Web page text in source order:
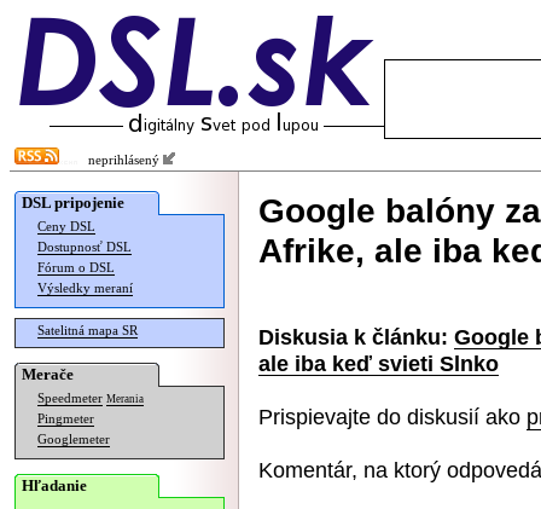
neprihlásený
DSL pripojenie
Ceny DSL
Dostupnosť DSL
Fórum o DSL
Výsledky meraní
Satelitná mapa SR
Merače
Speedmeter Merania
Pingmeter
Googlemeter
Hľadanie
Google balóny
Afrike, ale iba
Diskusia k článku: Google
ale iba keď svieti Slnko
Prispievajte do diskusií ako
Komentár, na ktorý